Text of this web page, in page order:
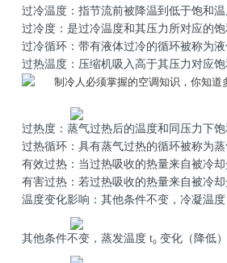
过冷温度：指节流前被降温到低于饱和温
过冷度：是过冷温度和其压力所对应的饱
过冷循环：带有液体过冷的循环被称为液
过热温度：压缩机吸入高于其压力对应
过热度：蒸气过热后的温度和同压力下饱
过热循环：具有蒸气过热的循环被称为蒸
有效过热：当过热吸收的热量来自被冷
有害过热：若过热吸收的热量来自被冷
温度变化影响：其他条件不变，冷凝温
其他条件不变，蒸发温度 t₀ 变化（降低